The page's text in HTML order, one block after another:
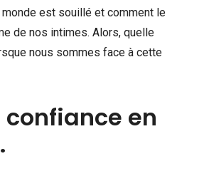
est souillé et comment le
de nos intimes. Alors, quelle
nous sommes face à cette
confiance en